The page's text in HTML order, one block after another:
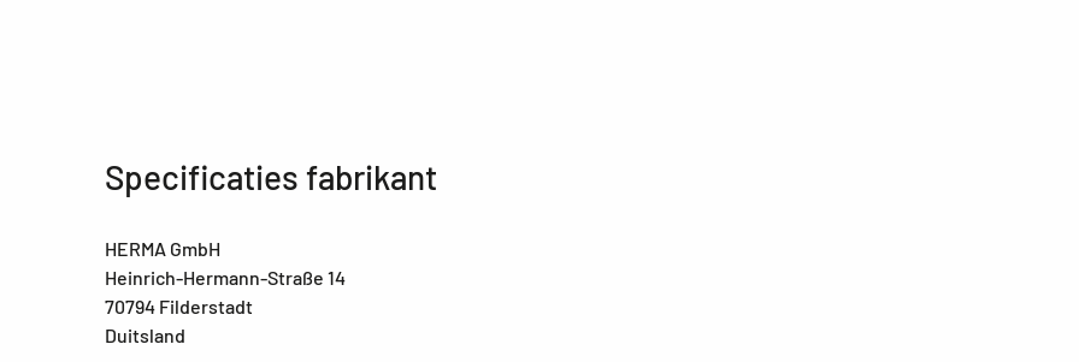
Specificaties fabrikant
HERMA GmbH
Heinrich-Hermann-Straße 14
70794 Filderstadt
Duitsland